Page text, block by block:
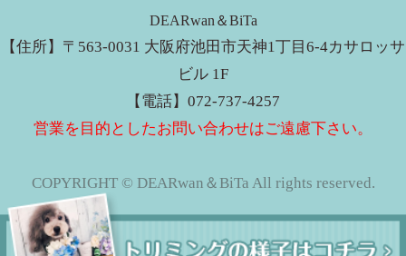
DEARwan＆BiTa
【住所】〒563-0031 大阪府池田市天神1丁目6-4カサロッサ
ビル 1F
【電話】072-737-4257
営業を目的としたお問い合わせはご遠慮下さい。
COPYRIGHT © DEARwan＆BiTa All rights reserved.